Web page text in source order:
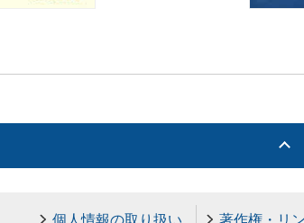
個人情報の取り扱い 著作権・リ